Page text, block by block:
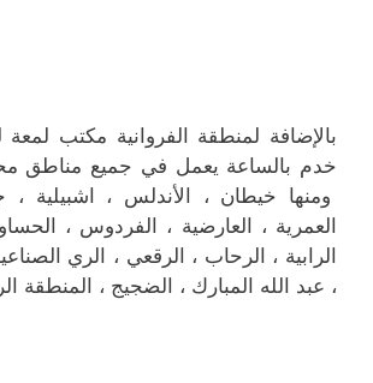
بالإضافة لمنطقة الفروانية مكتب لمعة
خدم بالساعة يعمل في جميع مناطق
ومنها خيطان ، الأندلس ، اشبيلية
العمرية ، العارضية ، الفردوس ،
الرابية ، الرحاب ، الرقعي ، الري
، عبد الله المبارك ، الضجيج ، المنطقة